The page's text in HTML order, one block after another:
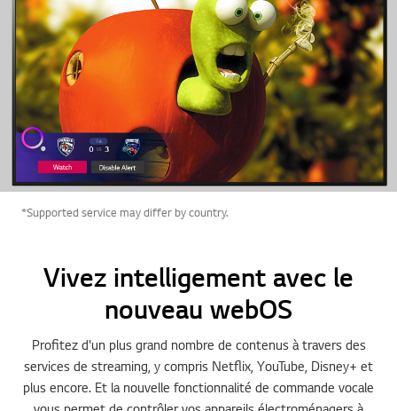
*Supported service may differ by country.
Vivez intelligement avec le
nouveau webOS
Profitez d'un plus grand nombre de contenus à travers des
services de streaming, y compris Netflix, YouTube, Disney+ et
plus encore. Et la nouvelle fonctionnalité de commande vocale